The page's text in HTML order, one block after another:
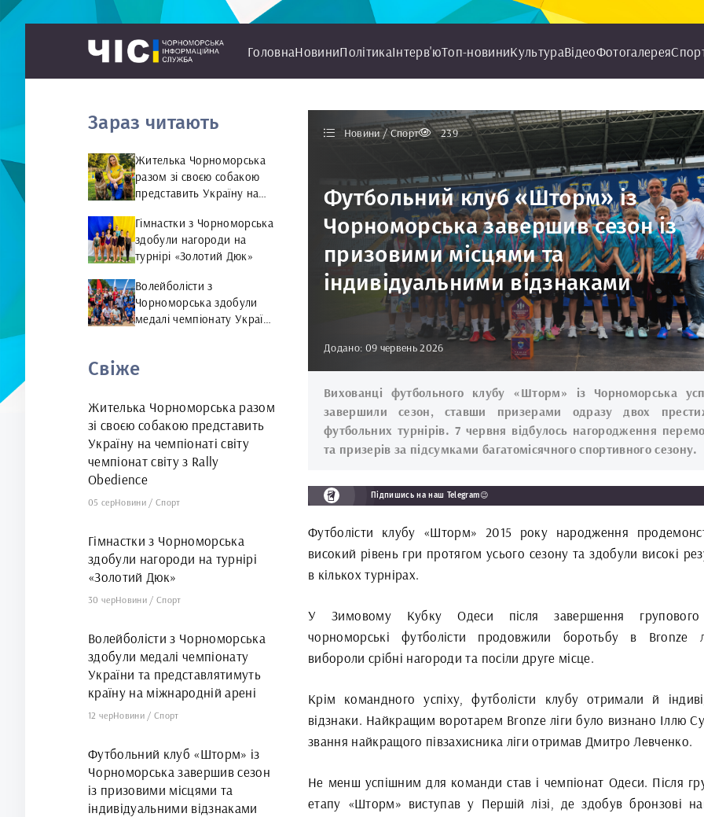
ГоловнаНовиниПолітикаІнтерв'юТоп-новиниКультураВідеоФотогалерея
Новини / Спорт 239
Футбольний клуб «Шторм» із
Чорноморська завершив сезон із
призовими місцями та
індивідуальними відзнаками
Додано: 09 червень 2026
Вихованці футбольного клубу «Шторм» із Чорноморська
завершили сезон, ставши призерами одразу двох
футбольних турнірів. 7 червня відбулось нагородження
та призерів за підсумками багатомісячного спортивного сезону.
Підпишись на наш Telegram😉
Футболісти клубу «Шторм» 2015 року народження
високий рівень гри протягом усього сезону та здобули високі
в кількох турнірах.
У Зимовому Кубку Одеси після завершення
чорноморські футболісти продовжили боротьбу в Bronze
вибороли срібні нагороди та посіли друге місце.
Крім командного успіху, футболісти клубу отримали й
відзнаки. Найкращим воротарем Bronze ліги було визнано Іллю
звання найкращого півзахисника ліги отримав Дмитро Левченко.
Не менш успішним для команди став і чемпіонат Одеси. Після
етапу «Шторм» виступав у Першій лізі, де здобув бронзові
Зараз читають
Жителька Чорноморська
разом зі своєю собакою
представить Україну на
світу з Rally Obedience
Гімнастки з Чорноморська
здобули нагороди на
турнірі «Золотий Дюк»
Волейболісти з
Чорноморська здобули
медалі чемпіонату України
арені
Свіже
Жителька Чорноморська разом
зі своєю собакою представить
Україну на чемпіонаті світу
чемпіонат світу з Rally
Obedience
05 серНовини /Спорт
Гімнастки з Чорноморська
здобули нагороди на турнірі
«Золотий Дюк»
30 черНовини /Спорт
Волейболісти з Чорноморська
здобули медалі чемпіонату
України та представлятимуть
країну на міжнародній арені
12 черНовини /Спорт
Футбольний клуб «Шторм» із
Чорноморська завершив сезон
із призовими місцями та
індивідуальними відзнаками